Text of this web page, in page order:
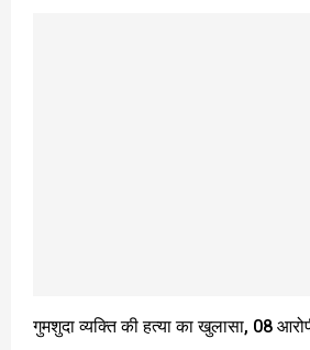
गुमशुदा व्यक्ति की हत्या का खुलासा, 08